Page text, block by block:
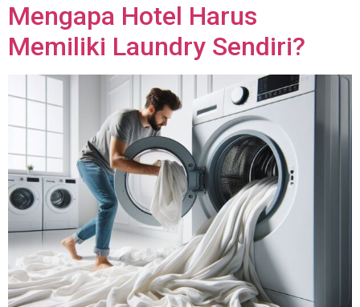
Mengapa Hotel Harus
Memiliki Laundry Sendiri?